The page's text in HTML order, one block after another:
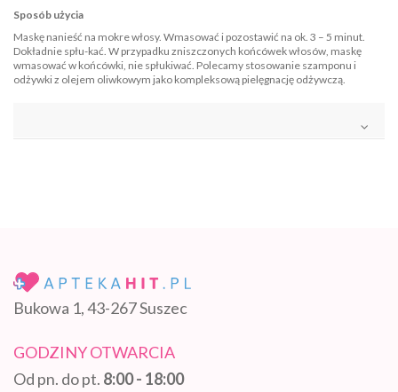
Sposób użycia
Maskę nanieść na mokre włosy. Wmasować i pozostawić na ok. 3 – 5 minut.
Dokładnie spłu-kać. W przypadku zniszczonych końcówek włosów, maskę
wmasować w końcówki, nie spłukiwać. Polecamy stosowanie szamponu i
odżywki z olejem oliwkowym jako kompleksową pielęgnację odżywczą.
Bukowa 1, 43-267 Suszec
GODZINY OTWARCIA
Od pn. do pt. 8:00 - 18:00